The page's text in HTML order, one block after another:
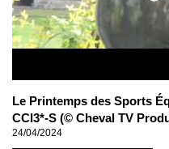
Le Printemps des Sports
CCI3*-S (© Cheval TV
24/04/2024